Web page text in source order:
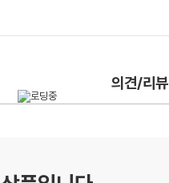
의견/리뷰